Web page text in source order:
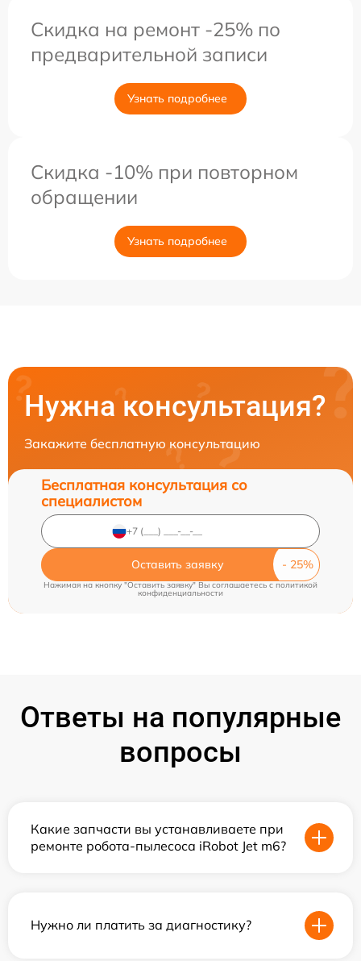
Скидка на ремонт -25% по
предварительной записи
Узнать подробнее
Скидка -10% при повторном
обращении
Узнать подробнее
Нужна консультация?
Закажите бесплатную консультацию
Бесплатная консультация со
специалистом
Оставить заявку
Нажимая на кнопку "Оставить заявку" Вы соглашаетесь cполитикой
конфиденциальности
Ответы на популярные
вопросы
Какие запчасти вы устанавливаете при
ремонте робота-пылесоса iRobot Jet m6?
Нужно ли платить за диагностику?